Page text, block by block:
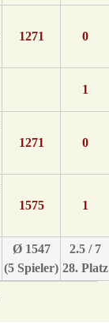
1271 0
1
1271 0
1575 1
Ø 1547
(5 Spieler)
2.5 / 7
28. Platz